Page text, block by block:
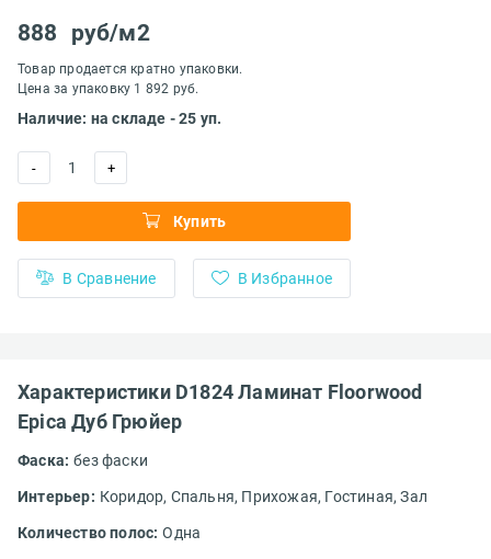
888 руб/м2
Товар продается кратно упаковки.
Цена за упаковку 1 892 руб.
Наличие: на складе - 25 уп.
- 1 +
Купить
В Сравнение В Избранное
Характеристики D1824 Ламинат Floorwood
Epica Дуб Грюйер
Фаска: без фаски
Интерьер: Коридор, Спальня, Прихожая, Гостиная,Зал
Количество полос: Одна